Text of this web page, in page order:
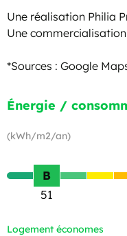
Une réalisation Philia
Une
*Sources : Google
Énergie /
(kWh/m2/an)
B
51
Logement économes